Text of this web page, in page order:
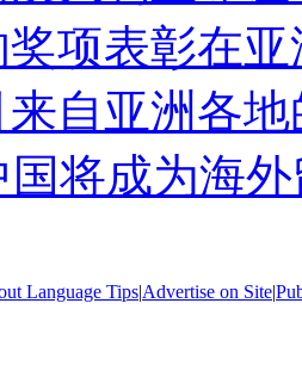
项表彰在
自亚洲各
国将成为海
Language Tips|Advertise on Site|